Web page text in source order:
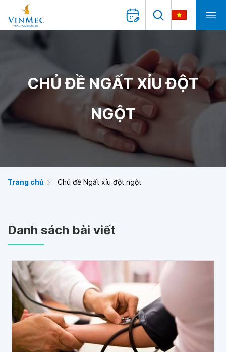
CHỦ ĐỀ NGẤT XỈU ĐỘT
NGỘT
Trang chủ Chủ đề Ngất xỉu đột ngột
Danh sách bài viết